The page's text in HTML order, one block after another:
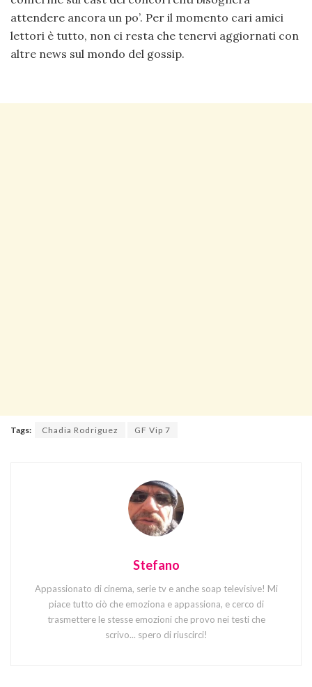
attendere ancora un po’. Per il momento cari amici
lettori è tutto, non ci resta che tenervi aggiornati con
altre news sul mondo del gossip.
Tags: Chadia Rodriguez GF Vip 7
Stefano
Appassionato di cinema, serie tv e anche soap televisive! Mi
piace tutto ciò che emoziona e appassiona, e cerco di
trasmettere le stesse emozioni che provo nei testi che
scrivo... spero di riuscirci!